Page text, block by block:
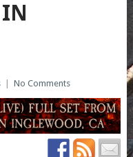
No Comments